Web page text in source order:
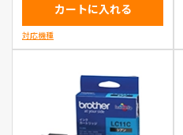
カートに入れる
対応機種